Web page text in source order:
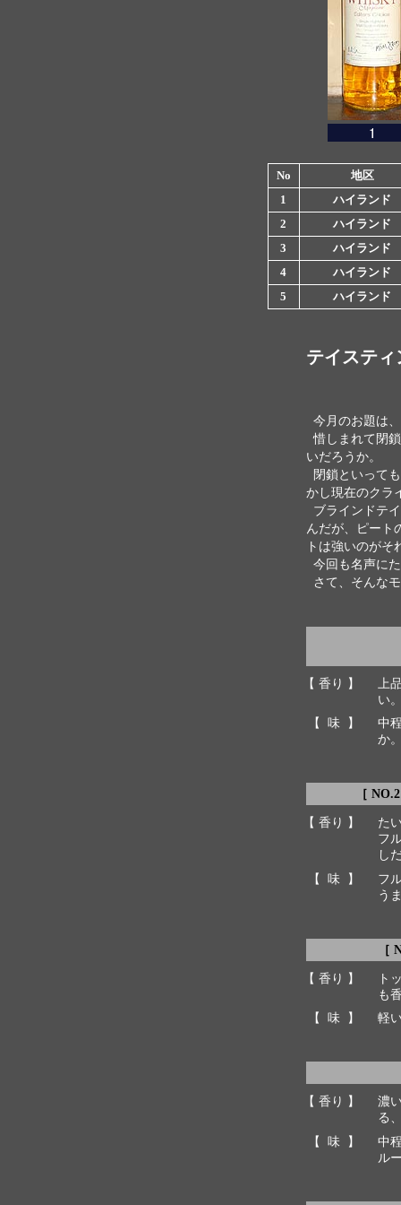
No
地区
1
ハイランド
2
ハイランド
3
ハイランド
4
ハイランド
5
ハイランド
テイステ
今月のお題は
惜しまれて閉
いだろうか。
閉鎖といって
かし現在のクラ
ブラインドテ
んだが、ピート
トは強いのがそ
今回も名声に
さて、そんな
【 香り 】
上
い
【 味 】
中
か
［
【 香り 】
た
フ
し
【 味 】
フ
う
［
【 香り 】
ト
も
【 味 】
軽
【 香り 】
濃
る
【 味 】
中
ル